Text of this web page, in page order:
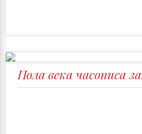
Пола века часописа